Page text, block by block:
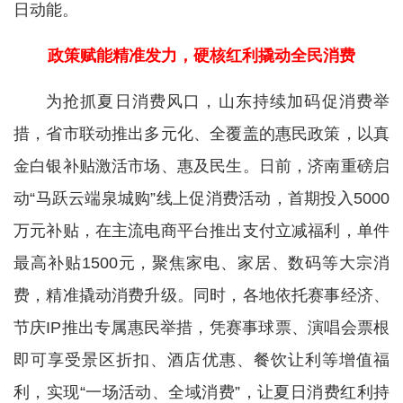
日动能。
政策赋能精准发力，硬核红利撬动全民消费
为抢抓夏日消费风口，山东持续加码促消费举
措，省市联动推出多元化、全覆盖的惠民政策，以真
金白银补贴激活市场、惠及民生。日前，济南重磅启
动“马跃云端泉城购”线上促消费活动，首期投入5000
万元补贴，在主流电商平台推出支付立减福利，单件
最高补贴1500元，聚焦家电、家居、数码等大宗消
费，精准撬动消费升级。同时，各地依托赛事经济、
节庆IP推出专属惠民举措，凭赛事球票、演唱会票根
即可享受景区折扣、酒店优惠、餐饮让利等增值福
利，实现“一场活动、全域消费”，让夏日消费红利持